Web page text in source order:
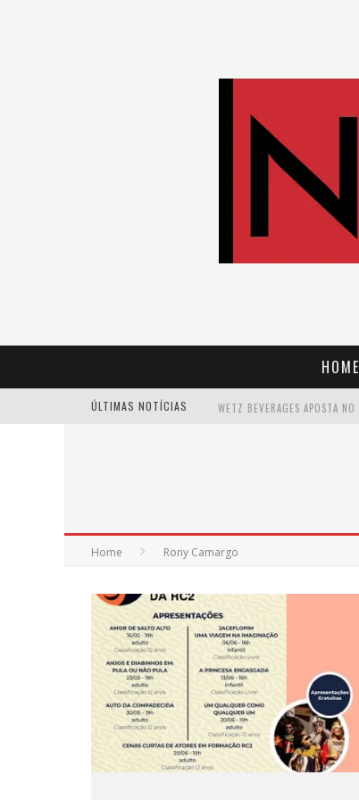
HOME
ÚLTIMAS NOTÍCIAS
Home Rony Camargo